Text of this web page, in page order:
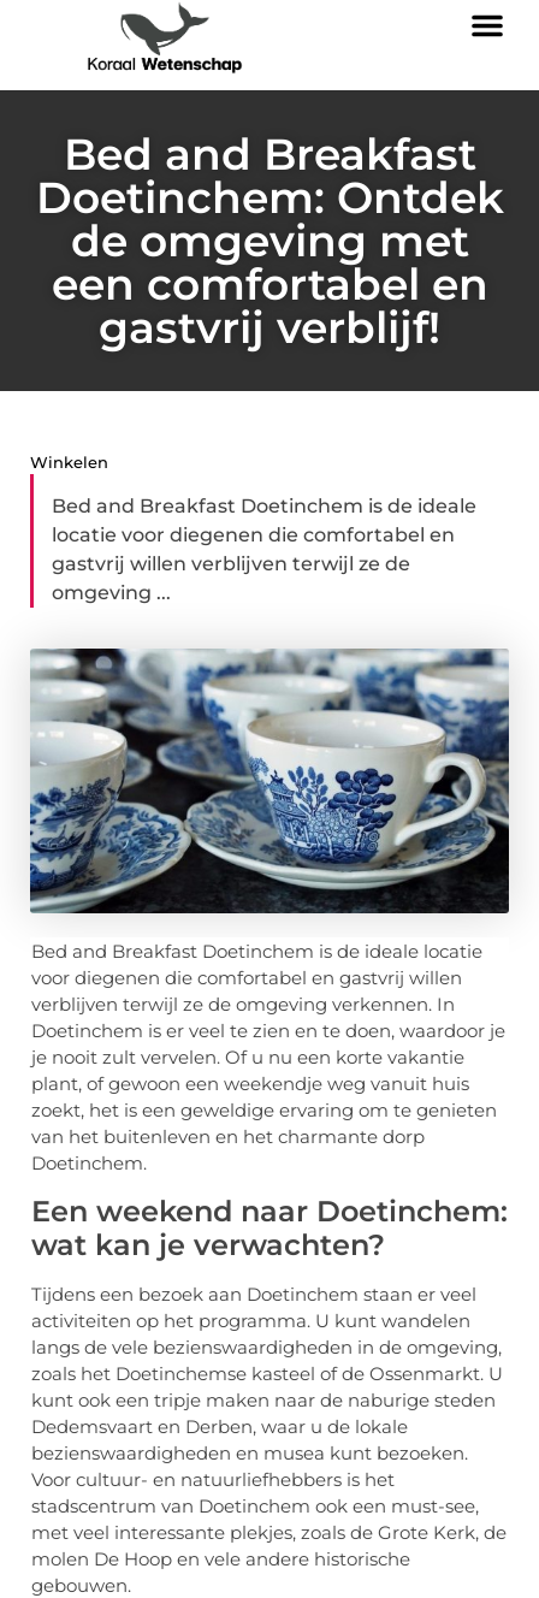
Bed and Breakfast
Doetinchem: Ontdek
de omgeving met
een comfortabel en
gastvrij verblijf!
Winkelen
Bed and Breakfast Doetinchem is de ideale
locatie voor diegenen die comfortabel en
gastvrij willen verblijven terwijl ze de
omgeving ...
Bed and Breakfast Doetinchem is de ideale locatie
voor diegenen die comfortabel en gastvrij willen
verblijven terwijl ze de omgeving verkennen. In
Doetinchem is er veel te zien en te doen, waardoor je
je nooit zult vervelen. Of u nu een korte vakantie
plant, of gewoon een weekendje weg vanuit huis
zoekt, het is een geweldige ervaring om te genieten
van het buitenleven en het charmante dorp
Doetinchem.
Een weekend naar Doetinchem:
wat kan je verwachten?
Tijdens een bezoek aan Doetinchem staan er veel
activiteiten op het programma. U kunt wandelen
langs de vele bezienswaardigheden in de omgeving,
zoals het Doetinchemse kasteel of de Ossenmarkt. U
kunt ook een tripje maken naar de naburige steden
Dedemsvaart en Derben, waar u de lokale
bezienswaardigheden en musea kunt bezoeken.
Voor cultuur- en natuurliefhebbers is het
stadscentrum van Doetinchem ook een must-see,
met veel interessante plekjes, zoals de Grote Kerk, de
molen De Hoop en vele andere historische
gebouwen.